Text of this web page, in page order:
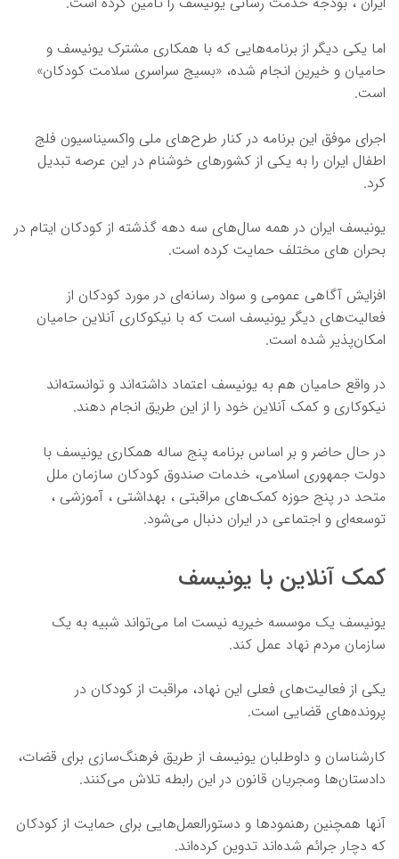
اما یکی دیگر از برنامه‌هایی که با همکاری مشترک یونیسف و
حامیان و خیرین انجام شده، «بسیج سراسری سلامت کودکان»
است.
اجرای موفق این برنامه در کنار طرح‌های ملی واکسیناسیون فلج
اطفال ایران را به یکی از کشورهای خوشنام در این عرصه تبدیل
کرد.
یونیسف ایران در همه سال‌های سه دهه گذشته از کودکان ایتام در
بحران های مختلف حمایت کرده است.
افزایش آگاهی عمومی و سواد رسانه‌ای در مورد کودکان از
فعالیت‌های دیگر یونیسف است که با نیکوکاری آنلاین حامیان
امکان‌پذیر شده است.
در واقع حامیان هم به یونیسف اعتماد داشته‌اند و توانسته‌اند
نیکوکاری و کمک آنلاین خود را از این طریق انجام دهند.
در حال حاضر و بر اساس برنامه پنج ساله همکاری یونیسف با
دولت جمهوری اسلامی، خدمات صندوق کودکان سازمان ملل
متحد در پنج حوزه کمک‌های مراقبتی ، بهداشتی ، آموزشی ،
توسعه‌ای و اجتماعی در ایران دنبال می‌شود.
کمک آنلاین با یونیسف
یونیسف یک موسسه خیریه نیست اما می‌تواند شبیه به یک
سازمان مردم نهاد عمل کند.
یکی از فعالیت‌های فعلی این نهاد، مراقبت از کودکان در
پرونده‌های قضایی است.
کارشناسان و داوطلبان یونیسف از طریق فرهنگ‌سازی برای قضات،
دادستان‌ها ومجریان قانون در این رابطه تلاش می‌کنند.
آنها همچنین رهنمودها و دستورالعمل‌هایی برای حمایت از کودکان
که دچار جرائم شده‌اند تدوین کرده‌اند.